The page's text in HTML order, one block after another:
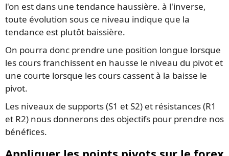
l'on est dans une tendance haussière. à l'inverse,
toute évolution sous ce niveau indique que la
tendance est plutôt baissière.
On pourra donc prendre une position longue lorsque
les cours franchissent en hausse le niveau du pivot et
une courte lorsque les cours cassent à la baisse le
pivot.
Les niveaux de supports (S1 et S2) et résistances (R1
et R2) nous donnerons des objectifs pour prendre nos
bénéfices.